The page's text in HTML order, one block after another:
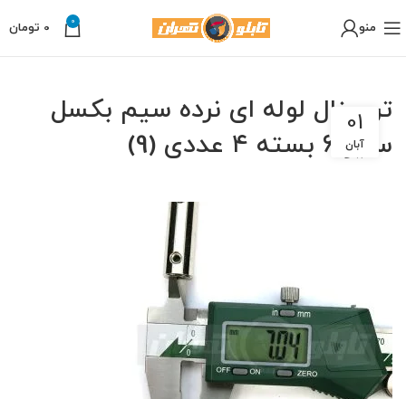
منو 0
0 تومان
ترمینال لوله ای نرده سیم بکسل
سایز ۶ بسته ۴ عددی (9)
01
آبان